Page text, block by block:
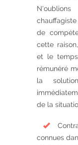
de
cette
et le
rémunéré
la
de la
connues